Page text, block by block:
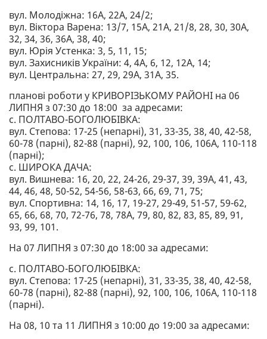
вул. Молодіжна: 16А, 22А, 24/2;
вул. Віктора Варена: 13/7, 15А, 21А, 21/8, 28, 30, 30А,
32, 34, 36, 36А, 38, 40;
вул. Юрія Устенка: 3, 5, 11, 15;
вул. Захисників України: 4, 4А, 6, 12, 12А, 14;
вул. Центральна: 27, 29, 29А, 31А, 35.
планові роботи у КРИВОРІЗЬКОМУ РАЙОНІ на 06
ЛИПНЯ з 07:30 до 18:00 за адресами:
с. ПОЛТАВО-БОГОЛЮБІВКА:
вул. Степова: 17-25 (непарні), 31, 33-35, 38, 40, 42-58,
60-78 (парні), 82-88 (парні), 92, 100, 106, 106А, 110-118
(парні);
с. ШИРОКА ДАЧА:
вул. Вишнева: 16, 20, 22, 24-26, 29-37, 39, 39А, 41, 43,
44, 46, 48, 50-52, 54-56, 58-63, 66, 69, 71, 75;
вул. Спортивна: 14, 16, 17, 19-27, 29-49, 51-57, 59-62,
65, 66, 68, 70, 72-76, 78, 78А, 79, 80, 82, 83, 85, 89, 91,
93, 99, 101.
На 07 ЛИПНЯ з 07:30 до 18:00 за адресами:
с. ПОЛТАВО-БОГОЛЮБІВКА:
вул. Степова: 17-25 (непарні), 31, 33-35, 38, 40, 42-58,
60-78 (парні), 82-88 (парні), 92, 100, 106, 106А, 110-118
(парні).
На 08, 10 та 11 ЛИПНЯ з 10:00 до 19:00 за адресами: